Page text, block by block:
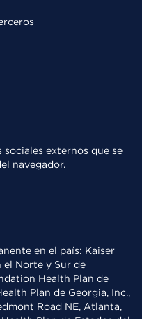
sociales externos que se
navegador.
en el país: Kaiser
el Norte y Sur de
Health Plan de
Plan de Georgia, Inc.,
Road NE, Atlanta,